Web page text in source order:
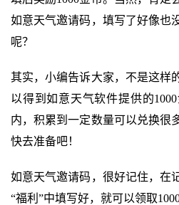
如意天气邀请码，填写了好像也
呢？
其实，小编告诉大家，不是这样
以得到如意天气软件提供的
内，积累到一定数量可以兑换很
快去准备吧！
如意天气邀请码，很好记住，在
“福利”中填写好，就可以领取